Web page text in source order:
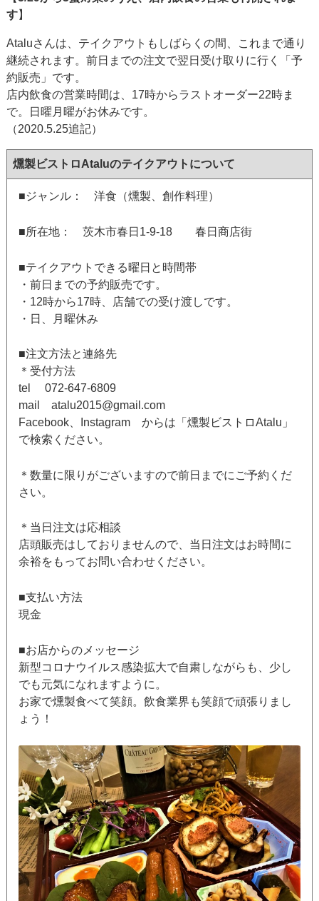
す】
Ataluさんは、テイクアウトもしばらくの間、これまで通り
継続されます。前日までの注文で翌日受け取りに行く「予
約販売」です。
店内飲食の営業時間は、17時からラストオーダー22時ま
で。日曜月曜がお休みです。
（2020.5.25追記）
燻製ビストロAtaluのテイクアウトについて
■ジャンル： 洋食（燻製、創作料理）
■所在地： 茨木市春日1-9-18 春日商店街
■テイクアウトできる曜日と時間帯
・前日までの予約販売です。
・12時から17時、店舗での受け渡しです。
・日、月曜休み
■注文方法と連絡先
＊受付方法
tel 072-647-6809
mail atalu2015@gmail.com
Facebook、Instagram からは「燻製ビストロAtalu」
で検索ください。
＊数量に限りがございますので前日までにご予約くだ
さい。
＊当日注文は応相談
店頭販売はしておりませんので、当日注文はお時間に
余裕をもってお問い合わせください。
■支払い方法
現金
■お店からのメッセージ
新型コロナウイルス感染拡大で自粛しながらも、少し
でも元気になれますように。
お家で燻製食べて笑顔。飲食業界も笑顔で頑張りまし
ょう！